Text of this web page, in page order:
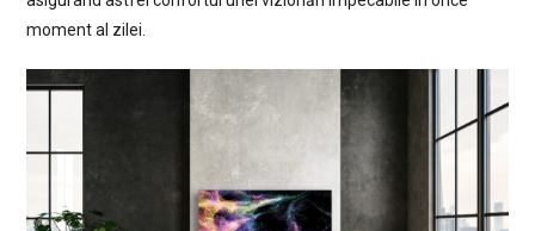
moment al zilei.